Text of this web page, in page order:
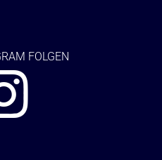
FOLGEN